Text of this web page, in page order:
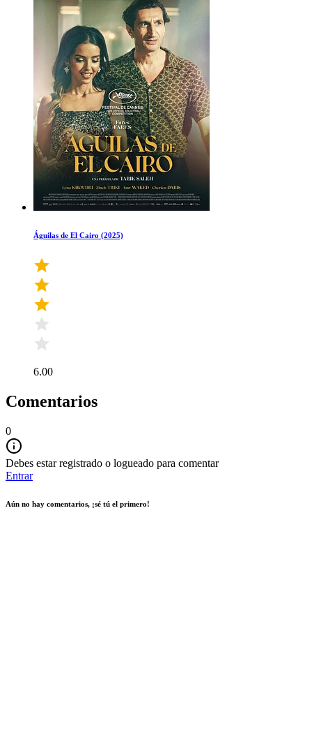
Águilas de El Cairo (2025)
6.00
Comentarios
0
Debes estar registrado o logueado para comentar
Entrar
Aún no hay comentarios, ¡sé tú el primero!